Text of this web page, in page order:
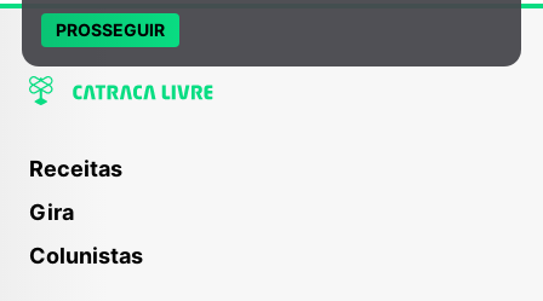
Receitas
Gira
Colunistas
PROSSEGUIR